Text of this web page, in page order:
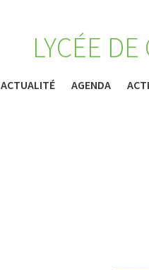
LYCÉE
ACTUALITÉ AGENDA